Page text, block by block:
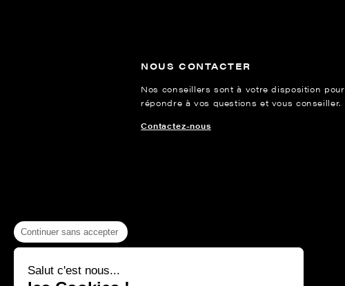
NOUS CONTACTER
Nos conseillers sont à votre disposition pour
répondre à vos questions et vous conseiller.
Contactez-nous
Continuer sans accepter
Salut c'est nous...